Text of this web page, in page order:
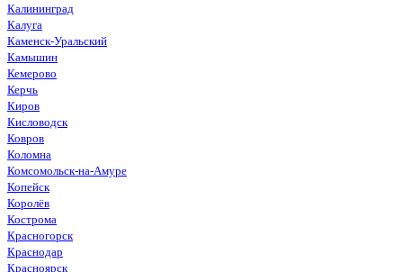
Калининград
Калуга
Каменск-Уральский
Камышин
Кемерово
Керчь
Киров
Кисловодск
Ковров
Коломна
Комсомольск-на-Амуре
Копейск
Королёв
Кострома
Красногорск
Краснодар
Красноярск